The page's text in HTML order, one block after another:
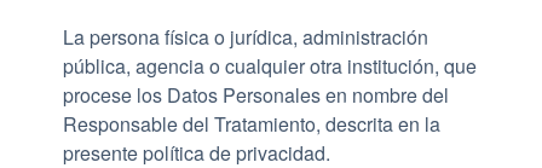
La persona física o jurídica, administración
pública, agencia o cualquier otra institución, que
procese los Datos Personales en nombre del
Responsable del Tratamiento, descrita en la
presente política de privacidad.